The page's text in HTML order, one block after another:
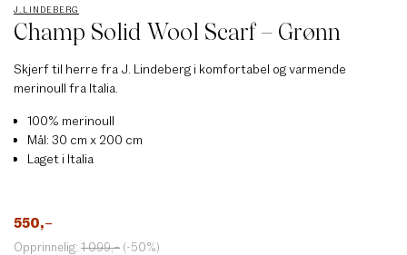
J.LINDEBERG
Champ Solid Wool Scarf – Grønn
Skjerf til herre fra J. Lindeberg i komfortabel og varmende
merinoull fra Italia.
100% merinoull
Mål: 30 cm x 200 cm
Laget i Italia
550,–
Opprinnelig: 1 099,– (-50%)